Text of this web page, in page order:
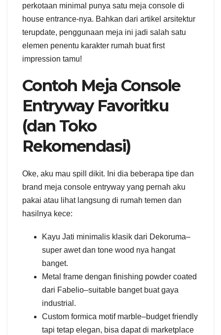
perkotaan minimal punya satu meja console di
house entrance-nya. Bahkan dari artikel arsitektur
terupdate, penggunaan meja ini jadi salah satu
elemen penentu karakter rumah buat first
impression tamu!
Contoh Meja Console
Entryway Favoritku
(dan Toko
Rekomendasi)
Oke, aku mau spill dikit. Ini dia beberapa tipe dan
brand meja console entryway yang pernah aku
pakai atau lihat langsung di rumah temen dan
hasilnya kece:
Kayu Jati minimalis klasik dari Dekoruma–
super awet dan tone wood nya hangat
banget.
Metal frame dengan finishing powder coated
dari Fabelio–suitable banget buat gaya
industrial.
Custom formica motif marble–budget friendly
tapi tetap elegan, bisa dapat di marketplace